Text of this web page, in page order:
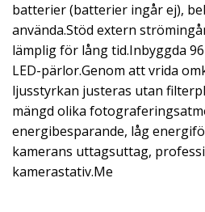
batterier (batterier ingår ej),
använda.Stöd extern
lämplig för lång tid.Inbyggda
LED-pärlor.Genom att vrida
ljusstyrkan justeras utan
mängd olika
energibesparande, låg
kamerans uttagsuttag,
kamerastativ.Me